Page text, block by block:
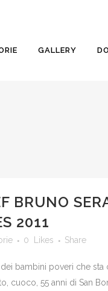
GALLERY
BRUNO
2011
0 Likes Share
bambini poveri che sta
cuoco, 55 anni di San